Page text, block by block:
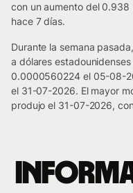
con un aumento del 0.938
hace 7 días.
Durante la semana
a dólares
0.0000560224 el 05-08-
el 31-07-2026. El mayor
produjo el 31-07-2026,